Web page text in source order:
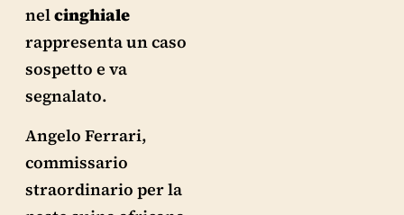
nelcinghiale
rappresenta un caso
sospetto e va
segnalato.
Angelo Ferrari,
commissario
straordinario per la